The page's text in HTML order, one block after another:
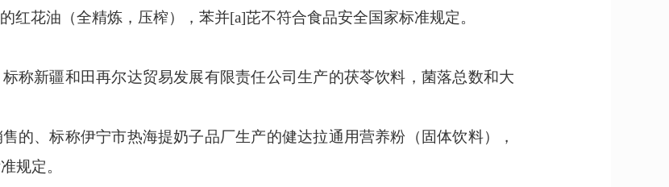
红花油（全精炼，压榨），苯并[a]芘不符合食品安全国家标准规定。
称新疆和田再尔达贸易发展有限责任公司生产的茯苓饮料，菌落总数和大
的、标称伊宁市热海提奶子品厂生产的健达拉通用营养粉（固体饮料），
规定。